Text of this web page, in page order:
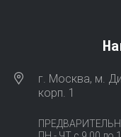
г. Москва, м.
корп. 1